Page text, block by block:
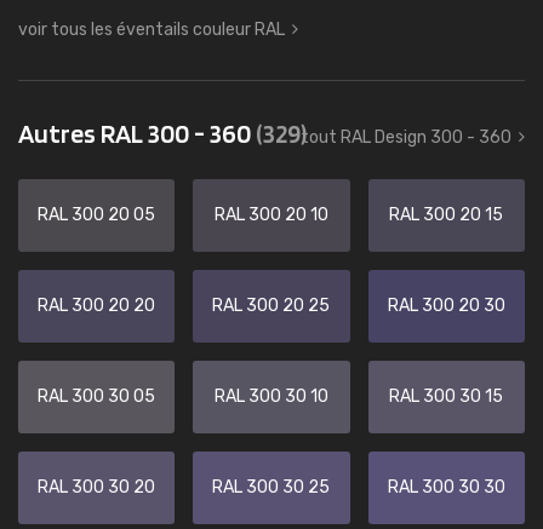
voir tous les éventails couleur RAL
Autres RAL 300 - 360(329)tout RAL Design 300 - 360
RAL 300 20 05 RAL 300 20 10 RAL 300 20 15
RAL 300 20 20 RAL 300 20 25 RAL 300 20 30
RAL 300 30 05 RAL 300 30 10 RAL 300 30 15
RAL 300 30 20 RAL 300 30 25 RAL 300 30 30